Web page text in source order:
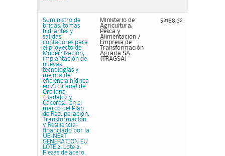
Suministro de
bridas, tomas
hidrantes y
salidas
contadores para
el proyecto de
Modernización,
implantación de
nuevas
tecnologías y
mejora de
eficiencia hídrica
en Z.R. Canal de
Orellana
(Badajoz y
Cáceres), en el
marco del Plan
de Recuperación,
Transformación
y Resiliencia-
financiado por la
UE-NEXT
GENERATION EU
LOTE 2: Lote 2:
Piezas de acero.
Ministerio de
Agricultura,
Pesca y
Alimentacion /
Empresa de
Transformación
Agraria SA
(TRAGSA)
52188,32